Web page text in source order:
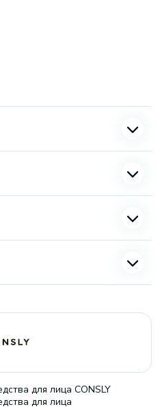
для лица CONSLY
для лица